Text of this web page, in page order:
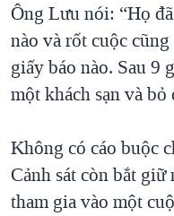
Ông Lưu nói: “Họ
nào và rốt cuộc
giấy báo nào. Sau
một khách sạn và bỏ
Không có cáo buộc
Cảnh sát còn bắt
tham gia vào một